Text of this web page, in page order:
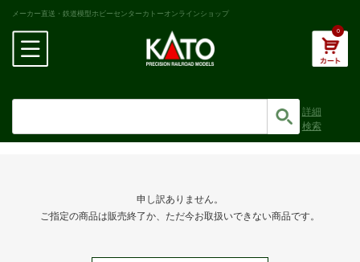
メーカー直送・鉄道模型ホビーセンターカトーオンラインショップ
0
詳細
検索
申し訳ありません。
ご指定の商品は販売終了か、ただ今お取扱いできない商品です。